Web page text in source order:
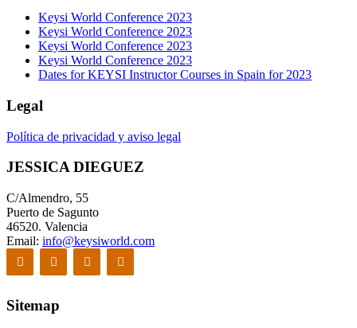
Keysi World Conference 2023
Keysi World Conference 2023
Keysi World Conference 2023
Keysi World Conference 2023
Dates for KEYSI Instructor Courses in Spain for 2023
Legal
Política de privacidad y aviso legal
JESSICA DIEGUEZ
C/Almendro, 55
Puerto de Sagunto
46520. Valencia
Email: info@keysiworld.com
Sitemap